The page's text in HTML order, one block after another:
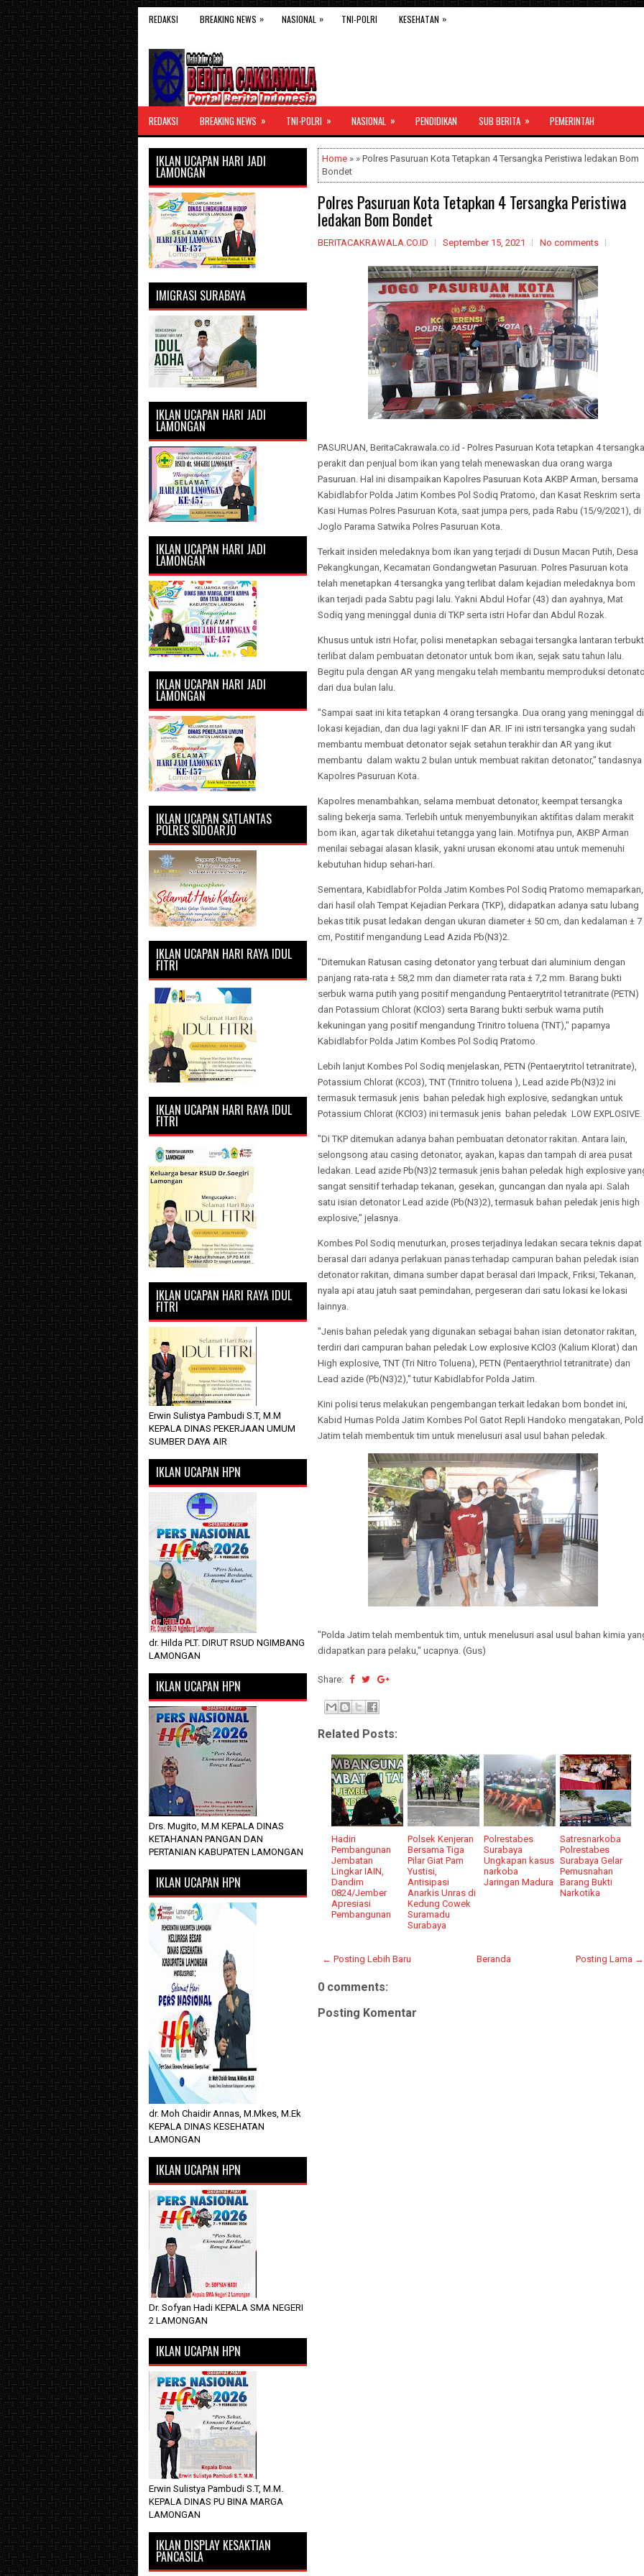
REDAKSI BREAKING NEWS » NASIONAL » TNI-POLRI KESEHATAN »
REDAKSI BREAKING NEWS » TNI-POLRI » NASIONAL » PENDIDIKAN SUB BERITA » PEMERINTAH
Home » » Polres Pasuruan Kota Tetapkan 4 Tersangka Peristiwa ledakan Bom
Bondet
Polres Pasuruan Kota Tetapkan 4 Tersangka Peristiwa
ledakan Bom Bondet
BERITACAKRAWALA.CO.ID September 15, 2021 No comments
PASURUAN, BeritaCakrawala.co.id - Polres Pasuruan Kota tetapkan 4
perakit dan penjual bom ikan yang telah menewaskan dua orang warga
Pasuruan. Hal ini disampaikan Kapolres Pasuruan Kota AKBP Arman, bersama
Kabidlabfor Polda Jatim Kombes Pol Sodiq Pratomo, dan Kasat Reskrim serta
Kasi Humas Polres Pasuruan Kota, saat jumpa pers, pada Rabu (15/9/2021), di
Joglo Parama Satwika Polres Pasuruan Kota.
Terkait insiden meledaknya bom ikan yang terjadi di Dusun Macan Putih, Desa
Pekangkungan, Kecamatan Gondangwetan Pasuruan. Polres Pasuruan kota
telah menetapkan 4 tersangka yang terlibat dalam kejadian meledaknya bom
ikan terjadi pada Sabtu pagi lalu. Yakni Abdul Hofar (43) dan ayahnya, Mat
Sodiq yang meninggal dunia di TKP serta istri Hofar dan Abdul Rozak.
Khusus untuk istri Hofar, polisi menetapkan sebagai tersangka lantaran
terlibat dalam pembuatan detonator untuk bom ikan, sejak satu tahun lalu.
Begitu pula dengan AR yang mengaku telah membantu memproduksi
dari dua bulan lalu.
"Sampai saat ini kita tetapkan 4 orang tersangka. Dua orang yang meninggal di
lokasi kejadian, dan dua lagi yakni IF dan AR. IF ini istri tersangka yang sudah
membantu membuat detonator sejak setahun terakhir dan AR yang ikut
membantu dalam waktu 2 bulan untuk membuat rakitan detonator," tandasnya
Kapolres Pasuruan Kota.
Kapolres menambahkan, selama membuat detonator, keempat tersangka
saling bekerja sama. Terlebih untuk menyembunyikan aktifitas dalam merakit
bom ikan, agar tak diketahui tetangga yang lain. Motifnya pun, AKBP Arman
menilai sebagai alasan klasik, yakni urusan ekonomi atau untuk memenuhi
kebutuhan hidup sehari-hari.
Sementara, Kabidlabfor Polda Jatim Kombes Pol Sodiq Pratomo memaparkan,
dari hasil olah Tempat Kejadian Perkara (TKP), didapatkan adanya satu lubang
bekas titik pusat ledakan dengan ukuran diameter ± 50 cm, dan kedalaman ± 7
cm, Postitif mengandung Lead Azida Pb(N3)2.
"Ditemukan Ratusan casing detonator yang terbuat dari aluminium dengan
panjang rata-rata ± 58,2 mm dan diameter rata rata ± 7,2 mm. Barang bukti
serbuk warna putih yang positif mengandung Pentaerytritol tetranitrate (PETN)
dan Potassium Chlorat (KClO3) serta Barang bukti serbuk warna putih
kekuningan yang positif mengandung Trinitro toluena (TNT)," paparnya
Kabidlabfor Polda Jatim Kombes Pol Sodiq Pratomo.
Lebih lanjut Kombes Pol Sodiq menjelaskan, PETN (Pentaerytritol tetranitrate),
Potassium Chlorat (KCO3), TNT (Trinitro toluena ), Lead azide Pb(N3)2 ini
termasuk termasuk jenis bahan peledak high explosive, sedangkan untuk
Potassium Chlorat (KClO3) ini termasuk jenis bahan peledak LOW EXPLOSIVE.
"Di TKP ditemukan adanya bahan pembuatan detonator rakitan. Antara lain,
selongsong atau casing detonator, ayakan, kapas dan tampah di area pusat
ledakan. Lead azide Pb(N3)2 termasuk jenis bahan peledak high explosive
sangat sensitif terhadap tekanan, gesekan, guncangan dan nyala api. Salah
satu isian detonator Lead azide (Pb(N3)2), termasuk bahan peledak jenis high
explosive," jelasnya.
Kombes Pol Sodiq menuturkan, proses terjadinya ledakan secara teknis dapat
berasal dari adanya perlakuan panas terhadap campuran bahan peledak isian
detonator rakitan, dimana sumber dapat berasal dari Impack, Friksi, Tekanan,
nyala api atau jatuh saat pemindahan, pergeseran dari satu lokasi ke lokasi
lainnya.
"Jenis bahan peledak yang digunakan sebagai bahan isian detonator rakitan,
terdiri dari campuran bahan peledak Low explosive KClO3 (Kalium Klorat) dan
High explosive, TNT (Tri Nitro Toluena), PETN (Pentaerythriol tetranitrate) dan
Lead azide (Pb(N3)2)," tutur Kabidlabfor Polda Jatim.
Kini polisi terus melakukan pengembangan terkait ledakan bom bondet ini,
Kabid Humas Polda Jatim Kombes Pol Gatot Repli Handoko mengatakan,
Jatim telah membentuk tim untuk menelusuri asal usul bahan peledak.
"Polda Jatim telah membentuk tim, untuk menelusuri asal usul bahan kimia
didapatkan para pelaku," ucapnya. (Gus)
Share:
Related Posts:
Hadiri
Pembangunan
Jembatan
Lingkar IAIN,
Dandim
0824/Jember
Apresiasi
Pembangunan
Polsek Kenjeran
Bersama Tiga
Pilar Giat Pam
Yustisi,
Antisipasi
Anarkis Unras di
Kedung Cowek
Suramadu
Surabaya
Polrestabes
Surabaya
Ungkapan kasus
narkoba
Jaringan Madura
Satresnarkoba
Polrestabes
Surabaya Gelar
Pemusnahan
Barang Bukti
Narkotika
← Posting Lebih Baru Posting Lama →
Beranda
0 comments:
Posting Komentar
IKLAN UCAPAN HARI JADI
LAMONGAN
IMIGRASI SURABAYA
IKLAN UCAPAN HARI JADI
LAMONGAN
IKLAN UCAPAN HARI JADI
LAMONGAN
IKLAN UCAPAN HARI JADI
LAMONGAN
IKLAN UCAPAN SATLANTAS
POLRES SIDOARJO
IKLAN UCAPAN HARI RAYA IDUL
FITRI
IKLAN UCAPAN HARI RAYA IDUL
FITRI
IKLAN UCAPAN HARI RAYA IDUL
FITRI
Erwin Sulistya Pambudi S.T, M.M
KEPALA DINAS PEKERJAAN UMUM
SUMBER DAYA AIR
IKLAN UCAPAN HPN
dr. Hilda PLT. DIRUT RSUD NGIMBANG
LAMONGAN
IKLAN UCAPAN HPN
Drs. Mugito, M.M KEPALA DINAS
KETAHANAN PANGAN DAN
PERTANIAN KABUPATEN LAMONGAN
IKLAN UCAPAN HPN
dr. Moh Chaidir Annas, M.Mkes, M.Ek
KEPALA DINAS KESEHATAN
LAMONGAN
IKLAN UCAPAN HPN
Dr. Sofyan Hadi KEPALA SMA NEGERI
2 LAMONGAN
IKLAN UCAPAN HPN
Erwin Sulistya Pambudi S.T, M.M.
KEPALA DINAS PU BINA MARGA
LAMONGAN
IKLAN DISPLAY KESAKTIAN
PANCASILA